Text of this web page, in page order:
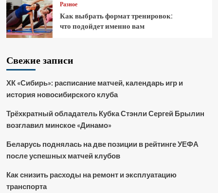
Разное
Как выбрать формат тренировок:
что подойдет именно вам
Свежие записи
ХК «Сибирь»: расписание матчей, календарь игр и
история новосибирского клуба
Трёхкратный обладатель Кубка Стэнли Сергей Брылин
возглавил минское «Динамо»
Беларусь поднялась на две позиции в рейтинге УЕФА
после успешных матчей клубов
Как снизить расходы на ремонт и эксплуатацию
транспорта